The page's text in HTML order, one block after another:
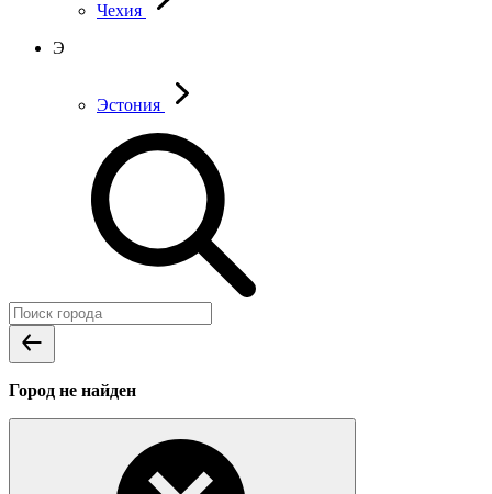
Чехия
Э
Эстония
Город не найден